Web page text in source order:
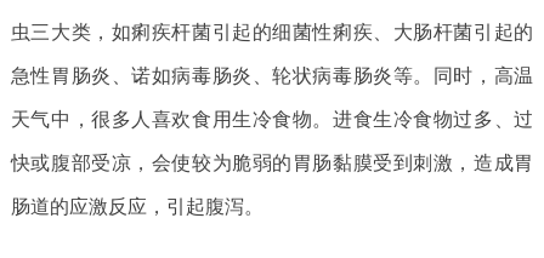
虫三大类，如痢疾杆菌引起的细菌性痢疾、大肠杆菌引起的
急性胃肠炎、诺如病毒肠炎、轮状病毒肠炎等。同时，高温
天气中，很多人喜欢食用生冷食物。进食生冷食物过多、过
快或腹部受凉，会使较为脆弱的胃肠黏膜受到刺激，造成胃
肠道的应激反应，引起腹泻。